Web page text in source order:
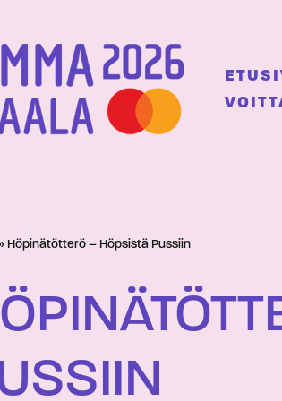
Höpinätötterö – Höpsistä Pussiin